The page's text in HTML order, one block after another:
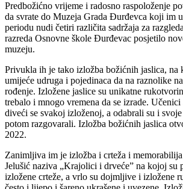
Predbožićno vrijeme i radosno raspoloženje
da svrate do Muzeja Grada Đurđevca koji im
periodu nudi četiri različita sadržaja za
razreda Osnovne škole Đurđevac posjetilo
muzeju.
Privukla ih je tako izložba božićnih jaslica, na
umijeće udruga i pojedinaca da na raznolike
rođenje. Izložene jaslice su unikatne
trebalo i mnogo vremena da se izrade.
diveći se svakoj izloženoj, a odabrali su i
potom razgovarali. Izložba božićnih jaslica
2022.
Zanimljiva im je izložba i crteža i
Jelušić naziva „Krajolici i drveće” na kojoj su
izložene crteže, a vrlo su dojmljive i izložene